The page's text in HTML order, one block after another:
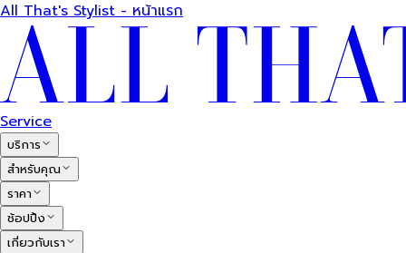
All That's Stylist - หน้าแรก
Service
บริการ
สำหรับคุณ
ราคา
ช้อปปิ้ง
เกี่ยวกับเรา